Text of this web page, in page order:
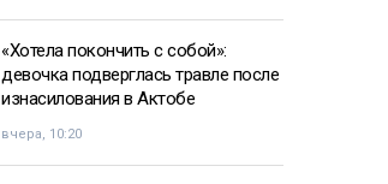
«Хотела покончить с собой»:
девочка подверглась травле после
изнасилования в Актобе
вчера, 10:20